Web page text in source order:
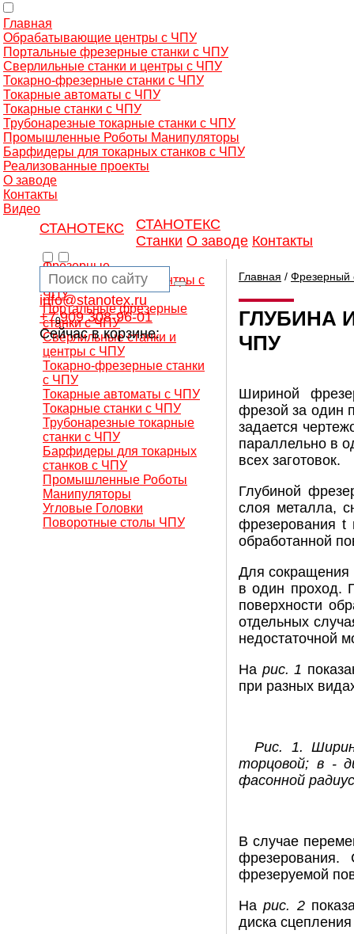
Главная
Обрабатывающие центры с ЧПУ
Портальные фрезерные станки с ЧПУ
Сверлильные станки и центры с ЧПУ
Токарно-фрезерные станки с ЧПУ
Токарные автоматы с ЧПУ
Токарные станки с ЧПУ
Трубонарезные токарные станки с ЧПУ
Промышленные Роботы Манипуляторы
Барфидеры для токарных станков с ЧПУ
Реализованные проекты
О заводе
Контакты
Видео
СТАНОТЕКС
СТАНОТЕКС
Станки О заводе Контакты
info@stanotex.ru
+7 909 308-96-01
Сейчас в корзине:
0
Фрезерные
обрабатывающие центры с
ЧПУ
Портальные фрезерные
станки с ЧПУ
Сверлильные станки и
центры с ЧПУ
Токарно-фрезерные станки
с ЧПУ
Токарные автоматы с ЧПУ
Токарные станки с ЧПУ
Трубонарезные токарные
станки с ЧПУ
Барфидеры для токарных
станков с ЧПУ
Промышленные Роботы
Манипуляторы
Угловые Головки
Поворотные столы ЧПУ
Главная / Фрезерный
ГЛУБИНА
ЧПУ
Шириной
фрезой за один
задается
параллельно в
всех заготовок.
Глубиной
слоя металла,
фрезерования t
обработанной
Для сокращения
в один проход.
поверхности
отдельных
недостаточной
На рис. 1
при разных
Рис. 1.
торцовой; в -
фасонной
В случае
фрезеруемой
Нарис. 2
диска